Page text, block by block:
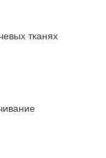
тканях